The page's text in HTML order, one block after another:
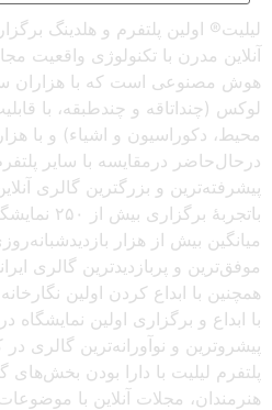
لیلیت® اولین پلتفرم و هلدینگ
آنلاین مدرن با تکنولوژی واقعیت
هوش مصنوعی است که با هزاران
لوکس (چنداتاقه و چندطبقه، با
محیط، دکوراسیون و اشیاء) و با
درحال‌حاضر درمقایسه با سایر
پیشرفته‌ترین و بزرگترین گالری
باتجربهٔ
میانگین بیش از هزار
موفق‌ترین و پربازدیدترین گالری
همچنین با ابداع کردن اولین
با ابداع و برگزاری اولین
پیشروترین و نوآورانه‌ترین گالری
پلتفرم لیلیت با دارا بودن بخش‌های
هنرمندان، مجلات آنلاین با